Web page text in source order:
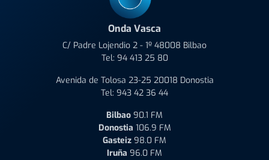
Onda Vasca
C/ Padre Lojendio 2 - 1º 48008 Bilbao
Tel: 94 413 25 80
Avenida de Tolosa 23-25 20018 Donostia
Tel: 943 42 36 44
Bilbao 90.1 FM
Donostia 106.9 FM
Gasteiz 98.0 FM
Iruña 96.0 FM